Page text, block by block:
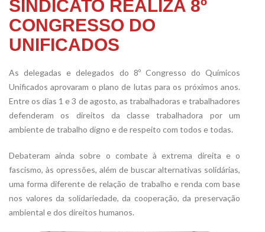
SINDICATO REALIZA 8º
CONGRESSO DO
UNIFICADOS
As delegadas e delegados do 8º Congresso do Químicos
Unificados aprovaram o plano de lutas para os próximos anos.
Entre os dias 1 e 3 de agosto, as trabalhadoras e trabalhadores
defenderam os direitos da classe trabalhadora por um
ambiente de trabalho digno e de respeito com todos e todas.
Debateram ainda sobre o combate à extrema direita e o
fascismo, às opressões, além de buscar alternativas solidárias,
uma forma diferente de relação de trabalho e renda com base
nos valores da solidariedade, da cooperação, da preservação
ambiental e dos direitos humanos.